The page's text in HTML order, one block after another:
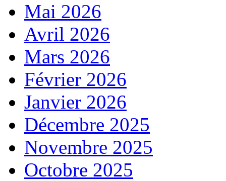
Mai 2026
Avril 2026
Mars 2026
Février 2026
Janvier 2026
Décembre 2025
Novembre 2025
Octobre 2025